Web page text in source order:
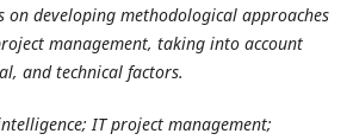
on developing methodological approaches
management, taking into account
and technical factors.
IT project management;